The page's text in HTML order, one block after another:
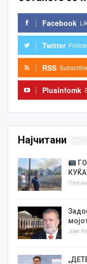
Facebook
Twitter
RSS Subscribe
Plusinfomk
Најчитани
Јове